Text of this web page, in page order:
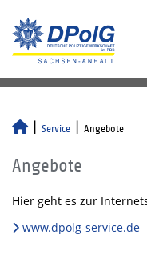
Service Angebote
Angebote
Hier geht es zur
www.dpolg-service.de